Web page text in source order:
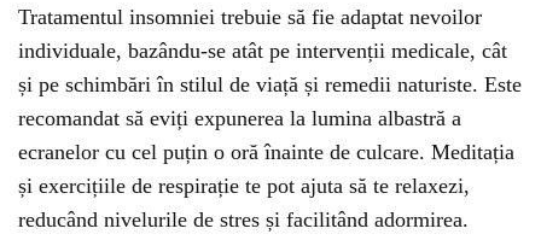
Tratamentul insomniei trebuie să fie adaptat nevoilor
individuale, bazându-se atât pe intervenții medicale, cât
și pe schimbări în stilul de viață și remedii naturiste. Este
recomandat să eviți expunerea la lumina albastră a
ecranelor cu cel puțin o oră înainte de culcare. Meditația
și exercițiile de respirație te pot ajuta să te relaxezi,
reducând nivelurile de stres și facilitând adormirea.